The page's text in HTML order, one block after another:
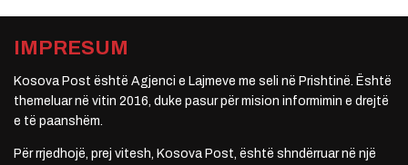
IMPRESUM
Kosova Post është Agjenci e Lajmeve me seli në Prishtinë. Është
themeluar në vitin 2016, duke pasur për mision informimin e drejtë
e të paanshëm.
Për rrjedhojë, prej vitesh, Kosova Post, është shndërruar në një